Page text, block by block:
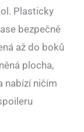
Plasticky
bezpečně
až do boků
plocha,
nabízí ničím